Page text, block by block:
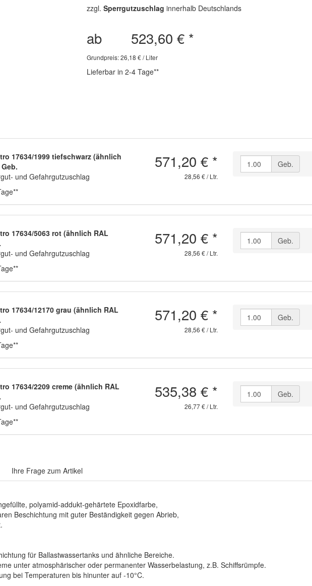
zzgl. Sperrgutzuschlag innerhalb Deutschlands
ab 523,60 € *
Grundpreis: 26,18 € / Liter
Lieferbar in 2-4 Tage**
17634/1999 tiefschwarz (ähnlich
und Gefahrgutzuschlag
571,20 €*
28,56 € / Ltr.
Geb.
17634/5063 rot (ähnlich RAL
und Gefahrgutzuschlag
571,20 €*
28,56 € / Ltr.
Geb.
17634/12170 grau (ähnlich RAL
und Gefahrgutzuschlag
571,20 €*
28,56 € / Ltr.
Geb.
17634/2209 creme (ähnlich RAL
und Gefahrgutzuschlag
535,38 €*
26,77 € / Ltr.
Geb.
Ihre Frage zum Artikel
polyamid-addukt-gehärtete Epoxidfarbe,
Beschichtung mit guter Beständigkeit gegen Abrieb,
für Ballastwassertanks und ähnliche Bereiche.
unter atmosphärischer oder permanenter Wasserbelastung, z.B. Schiffsrümpfe.
bei Temperaturen bis hinunter auf -10°C.